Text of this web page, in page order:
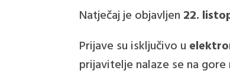
Natječaj je objavljen 22.
Prijave su isključivo u
prijavitelje nalaze se na